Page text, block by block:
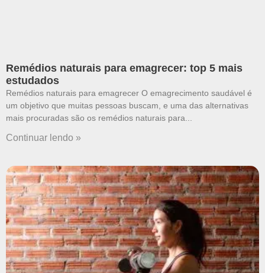
Remédios naturais para emagrecer: top 5 mais
estudados
Remédios naturais para emagrecer O emagrecimento saudável é
um objetivo que muitas pessoas buscam, e uma das alternativas
mais procuradas são os remédios naturais para
Continuar lendo »